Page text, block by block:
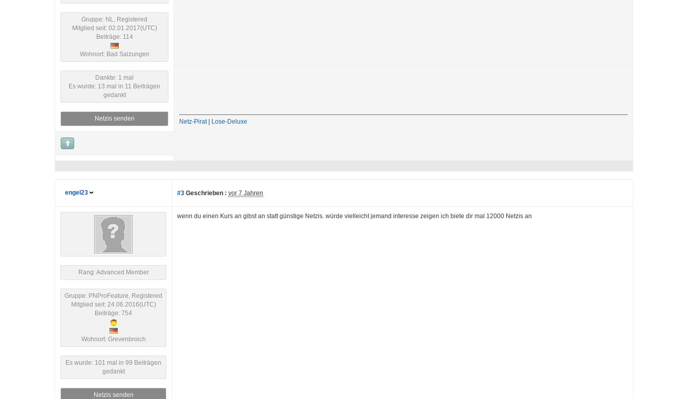
Gruppe: NL, Registered
Mitglied seit: 02.01.2017(UTC)
Beiträge: 114
Wohnort: Bad Salzungen
Dankte: 1 mal
Es wurde: 13 mal in 11 Beiträgen
gedankt
Netzis senden Netz-Pirat| Lose-Deluxe
engel23 #3 Geschrieben : vor 7 Jahren
Rang: Advanced Member
Gruppe: PNProFeature, Registered
Mitglied seit: 24.06.2016(UTC)
Beiträge: 754
Wohnort: Grevenbroich
Es wurde: 101 mal in 99 Beiträgen
gedankt
Netzis senden
wenn du einen Kurs an gibst an statt günstige Netzis. würde vielleicht jemand interesse zeigen ich biete dir mal 12000 Netzis an